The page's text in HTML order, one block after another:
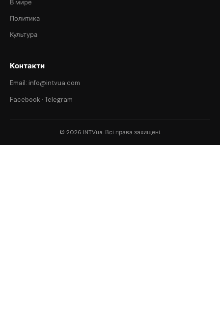
В мире
Политика
Культура
Контакти
Email: info@intvua.com
Facebook · Telegram
© 2026 INTVua. Всі права захищені.